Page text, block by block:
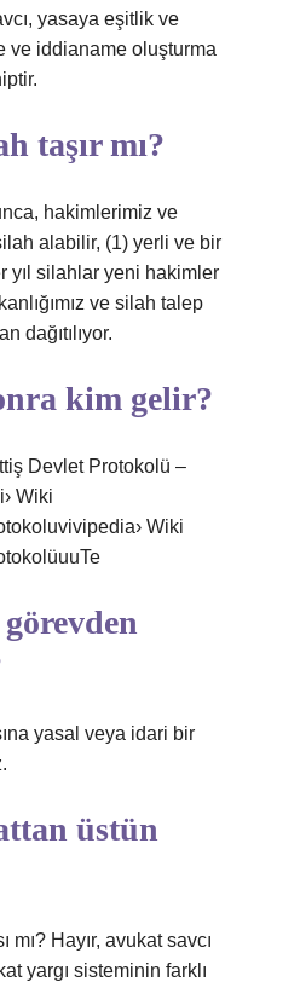
yasaya eşitlik ve
ve iddianame oluşturma
taşır mı?
hakimlerimiz ve
alabilir, (1) yerli ve bir
yıl silahlar yeni hakimler
ve silah talep
dağıtılıyor.
kim gelir?
Devlet Protokolü –
Wiki
Wiki
görevden
yasal veya idari bir
üstün
mı? Hayır, avukat savcı
yargı sisteminin farklı